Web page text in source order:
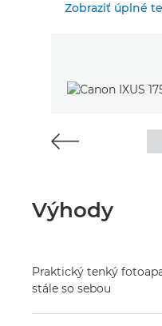
Zobraziť úplné
Výhody
Praktický tenký
stále so sebou